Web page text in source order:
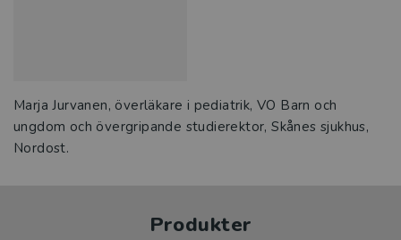
Marja Jurvanen, överläkare i pediatrik, VO Barn och
ungdom och övergripande studierektor, Skånes sjukhus,
Nordost.
Produkter